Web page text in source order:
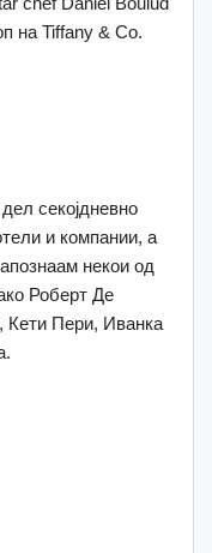
на Tiffany & Co.
секојдневно
и компании, а
некои од
Роберт Де
Кети Пери, Иванка